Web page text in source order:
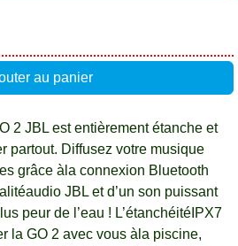
au panier
2 JBL est entièrement étanche et
partout. Diffusez votre musique
grâce àla connexion Bluetooth
JBL et d’un son puissant
peur de l’eau ! L’étanchéitéIPX7
la GO 2 avec vous àla piscine,